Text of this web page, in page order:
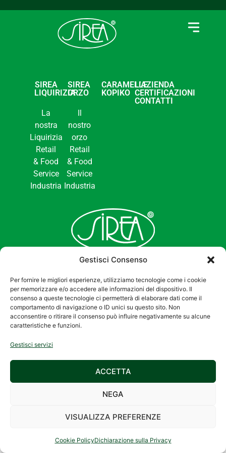
Gestisci Consenso
Per fornire le migliori esperienze, utilizziamo tecnologie come i cookie
per memorizzare e/o accedere alle informazioni del dispositivo. Il
consenso a queste tecnologie ci permetterà di elaborare dati come il
comportamento di navigazione o ID unici su questo sito. Non
acconsentire o ritirare il consenso può influire negativamente su alcune
caratteristiche e funzioni.
Gestisci servizi
ACCETTA
NEGA
VISUALIZZA PREFERENZE
Cookie PolicyDichiarazione sulla Privacy
SIREA
LIQUIRIZIA
La
nostra
Liquirizia
Retail
& Food
Service
Industria
SIREA
ORZO
Il
nostro
orzo
Retail
& Food
Service
Industria
CARAMELLE
KOPIKO
L’AZIENDA
CERTIFICAZIONI
CONTATTI
2026 © SIREA S.r.l.
– 42027 Montecchio
Emilia (RE) –
01158790350